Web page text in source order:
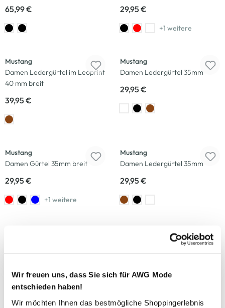
Wir freuen uns, dass Sie sich für AWG Mode
entschieden haben!
Wir möchten Ihnen das bestmögliche Shoppingerlebnis
65,99 € 29,95 €
+1 weitere
Mustang
Damen Ledergürtel im Leoprint
40 mm breit
39,95 €
Mustang
Damen Ledergürtel 35mm
29,95 €
Mustang
Damen Gürtel 35mm breit
29,95 €
+1 weitere
Mustang
Damen Ledergürtel 35mm
29,95 €
Damen Jeans in Capri Länge